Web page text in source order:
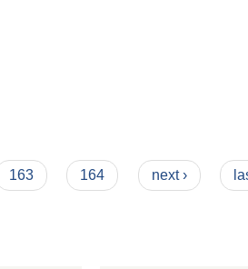
163 164 next ›